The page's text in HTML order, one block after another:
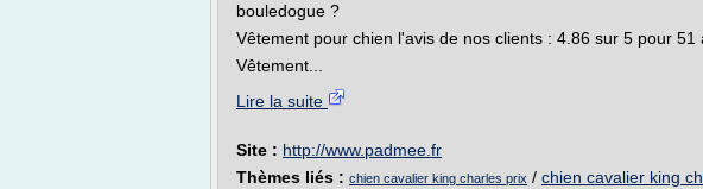
bouledogue ?
Vêtement pour chien l'avis de nos clients : 4.86 sur 5 pour 51
Vêtement...
Lire la suite
Site : http://www.padmee.fr
Thèmes liés : chien cavalier king charles prix / chien cavalier king